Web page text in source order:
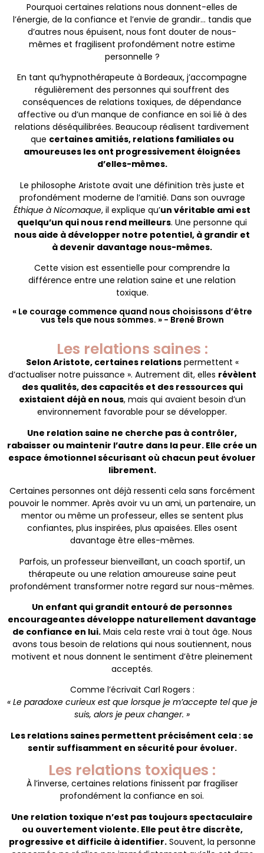
Pourquoi certaines relations nous donnent-elles de
l’énergie, de la confiance et l’envie de grandir… tandis que
d’autres nous épuisent, nous font douter de nous-
mêmes et fragilisent profondément notre estime
personnelle ?
En tant qu’hypnothérapeute à Bordeaux, j’accompagne
régulièrement des personnes qui souffrent des
conséquences de relations toxiques, de dépendance
affective ou d’un manque de confiance en soi lié à des
relations déséquilibrées. Beaucoup réalisent tardivement
que certaines amitiés, relations familiales ou
amoureuses les ont progressivement éloignées
d’elles-mêmes.
Le philosophe Aristote avait une définition très juste et
profondément moderne de l’amitié. Dans son ouvrage
Éthique à Nicomaque, il explique qu’un véritable ami est
quelqu’un qui nous rend meilleurs. Une personne qui
nous aide à développer notre potentiel, à grandir et
à devenir davantage nous-mêmes.
Cette vision est essentielle pour comprendre la
différence entre une relation saine et une relation
toxique.
« Le courage commence quand nous choisissons d’être
vus tels que nous sommes. » - Brené Brown
Les relations saines :
Selon Aristote, certaines relationspermettent «
d’actualiser notre puissance ». Autrement dit, elles révèlent
des qualités, des capacités et des ressources qui
existaient déjà en nous, mais qui avaient besoin d’un
environnement favorable pour se développer.
Une relation saine ne cherche pas à contrôler,
rabaisser ou maintenir l’autre dans la peur. Elle crée un
espace émotionnel sécurisant où chacun peut évoluer
librement.
Certaines personnes ont déjà ressenti cela sans forcément
pouvoir le nommer. Après avoir vu un ami, un partenaire, un
mentor ou même un professeur, elles se sentent plus
confiantes, plus inspirées, plus apaisées. Elles osent
davantage être elles-mêmes.
Parfois, un professeur bienveillant, un coach sportif, un
thérapeute ou une relation amoureuse saine peut
profondément transformer notre regard sur nous-mêmes.
Un enfant qui grandit entouré de personnes
encourageantes développe naturellement davantage
de confiance en lui.Mais cela reste vrai à tout âge. Nous
avons tous besoin de relations qui nous soutiennent, nous
motivent et nous donnent le sentiment d’être pleinement
acceptés.
Comme l’écrivait Carl Rogers :
« Le paradoxe curieux est que lorsque je m’accepte tel que je
suis, alors je peux changer. »
Les relations saines permettent précisément cela : se
sentir suffisamment en sécurité pour évoluer.
Les relations toxiques :
À l’inverse, certaines relations finissent par fragiliser
profondément la confiance en soi.
Une relation toxique n’est pas toujours spectaculaire
ou ouvertement violente. Elle peut être discrète,
progressive et difficile à identifier.Souvent, la personne